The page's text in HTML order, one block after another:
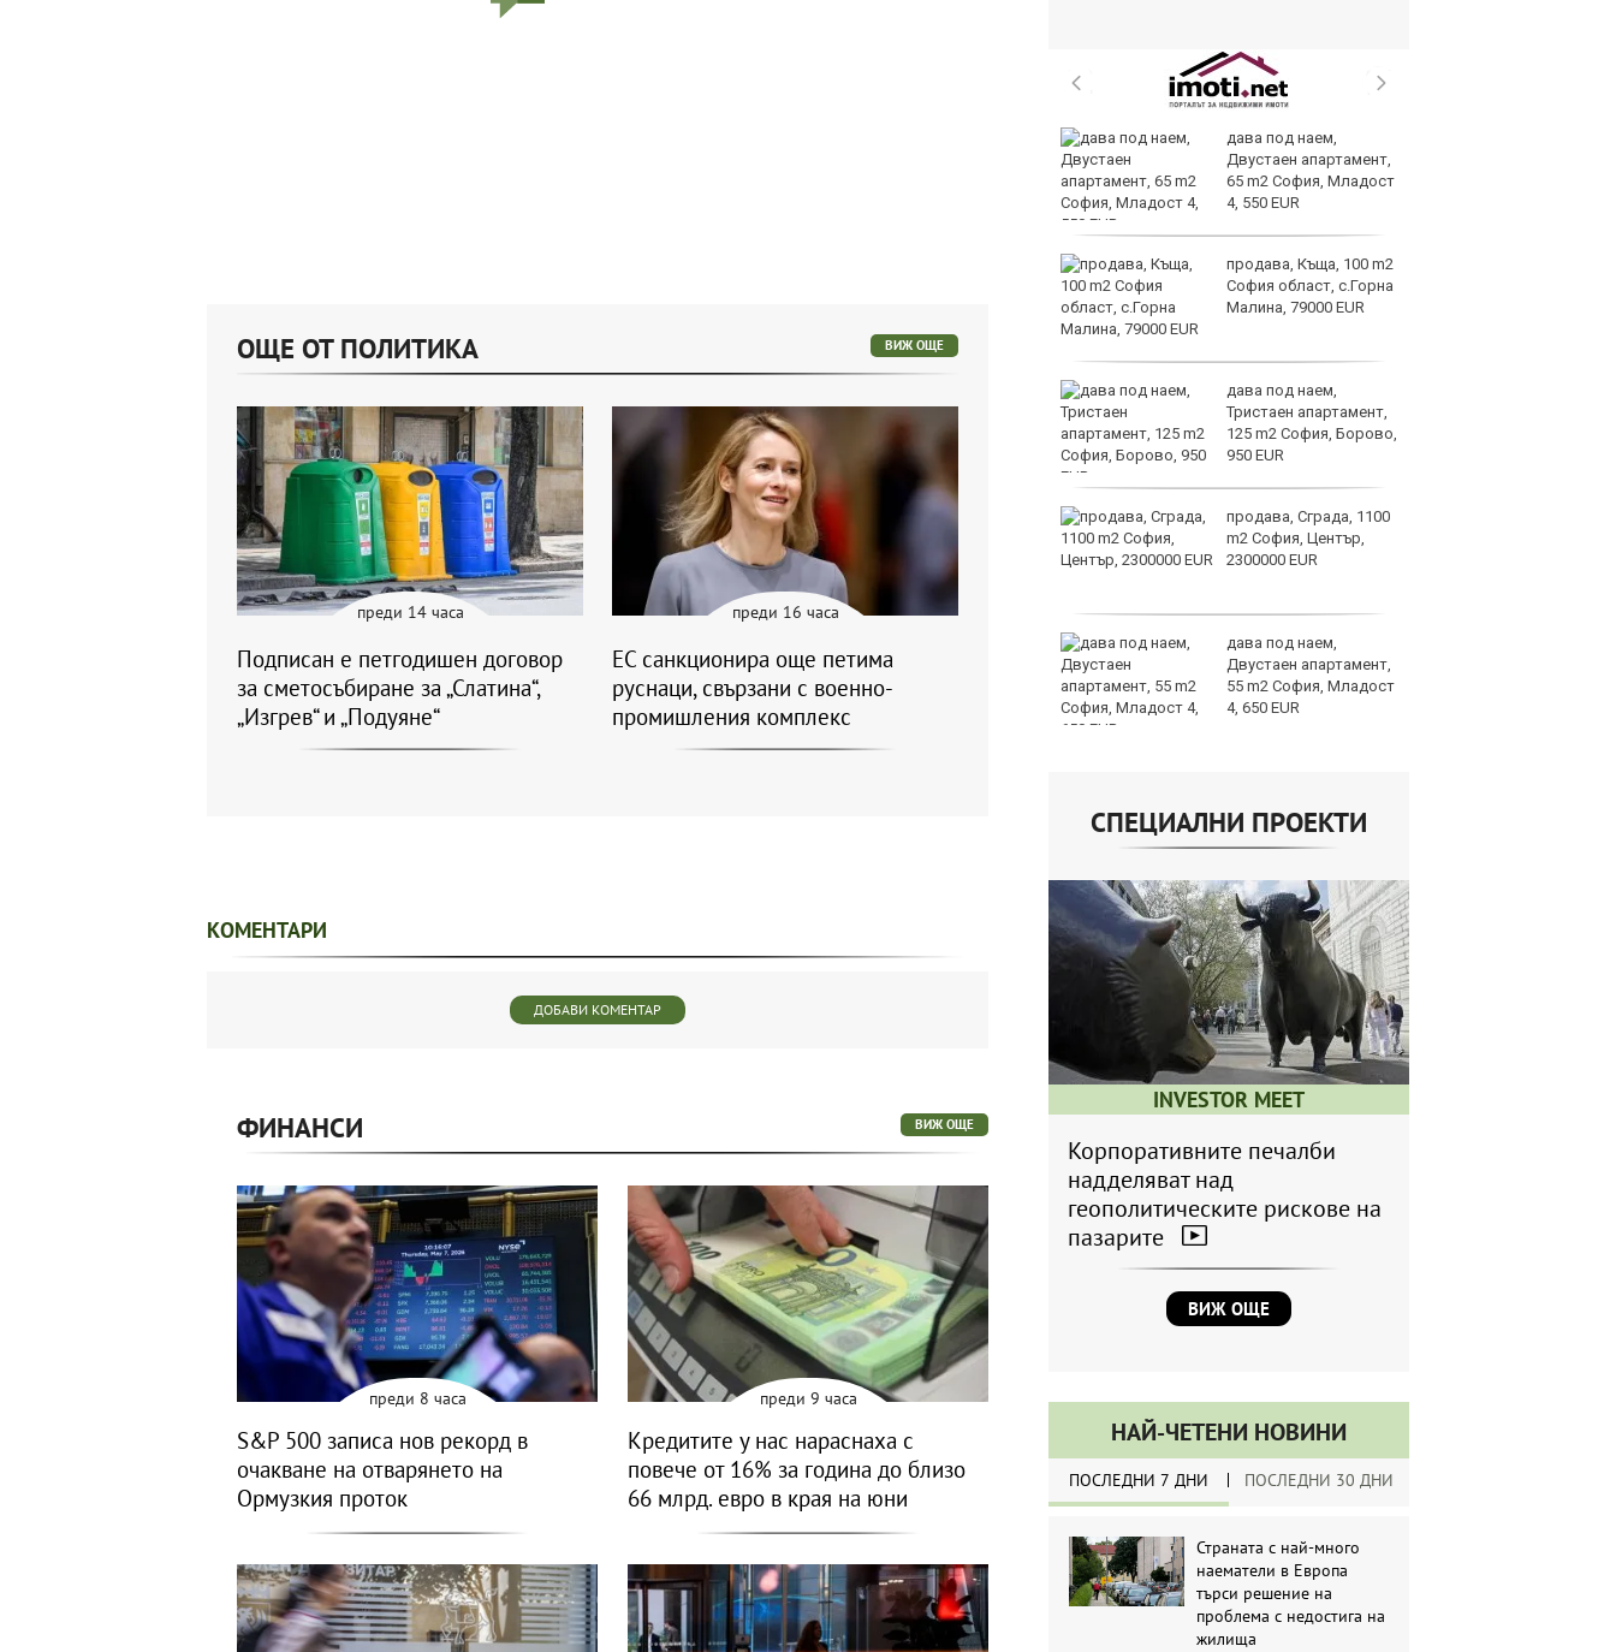
свети Емилиан,
Кизикски епископ
Продават за 10
топката, вкарана от
Марадона с ръка
ата годишнина на
Военноморските сили
дава под наем,
Двустаен апартамент,
65 m2 София, Младост
4, 550 EUR
продава, Къща, 100 m2
София област, с.Горна
Малина, 79000 EUR
дава под наем,
Тристаен апартамент,
125 m2 София, Борово,
950 EUR
продава, Сграда, 1100
m2 София, Център,
2300000 EUR
дава под наем,
Двустаен апартамент,
55 m2 София, Младост
4, 650 EUR
СПЕЦИАЛНИ ПРОЕКТИ
INVESTOR MEET
Корпоративните печалби
надделяват над
геополитическите рискове на
пазарите
ВИЖ ОЩЕ
НАЙ-ЧЕТЕНИ НОВИНИ
ПОСЛЕДНИ 7 ДНИ ПОСЛЕДНИ 30 ДНИ
Страната с най-много
наематели в Европа
търси решение на
проблема с недостига на
жилища
ОЩЕ ОТ ПОЛИТИКА ВИЖ ОЩЕ
преди 14 часа
Подписан е петгодишен договор
за сметосъбиране за „Слатина“,
„Изгрев“ и „Подуяне“
преди 16 часа
ЕС санкционира още петима
руснаци, свързани с военно-
промишления комплекс
КОМЕНТАРИ
ДОБАВИ КОМЕНТАР
ФИНАНСИ ВИЖ ОЩЕ
преди 8 часа
S&P 500 записа нов рекорд в
очакване на отварянето на
Ормузкия проток
преди 9 часа
Кредитите у нас нараснаха с
повече от 16% за година до близо
66 млрд. евро в края на юни